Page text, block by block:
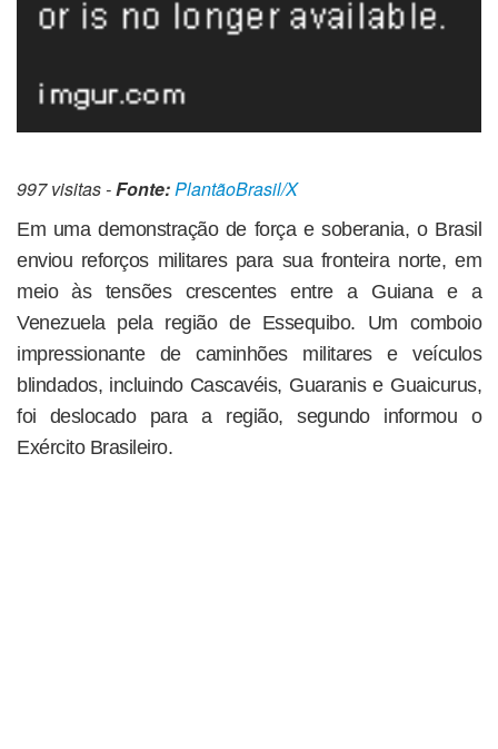
997 visitas -Fonte:PlantãoBrasil/X
Em uma demonstração de força e soberania, o Brasil
enviou reforços militares para sua fronteira norte, em
meio às tensões crescentes entre a Guiana e a
Venezuela pela região de Essequibo. Um comboio
impressionante de caminhões militares e veículos
blindados, incluindo Cascavéis, Guaranis e Guaicurus,
foi deslocado para a região, segundo informou o
Exército Brasileiro.